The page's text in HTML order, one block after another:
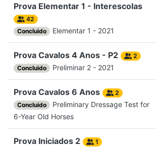
Prova Elementar 1 - Interescolas
42
Concluido
Elementar 1 - 2021
Prova Cavalos 4 Anos - P2
2
Concluido
Preliminar 2 - 2021
Prova Cavalos 6 Anos
2
Concluido
Preliminary Dressage Test for
6-Year Old Horses
Prova Iniciados 2
1